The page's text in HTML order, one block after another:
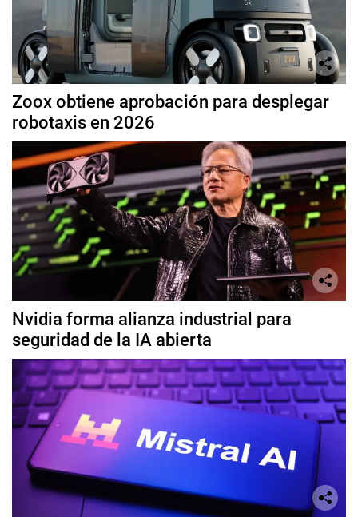
Zoox obtiene aprobación para desplegar
robotaxis en 2026
Nvidia forma alianza industrial para
seguridad de la IA abierta